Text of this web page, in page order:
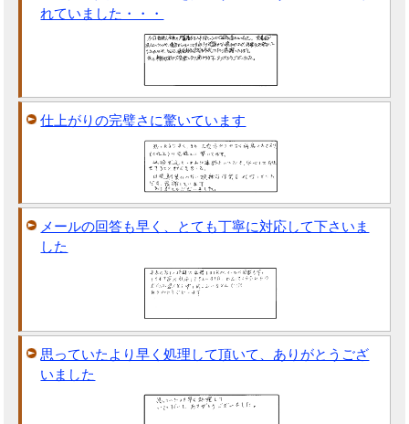
れていました・・・
仕上がりの完璧さに驚いています
メールの回答も早く、とても丁寧に対応して下さいま
した
思っていたより早く処理して頂いて、ありがとうござ
いました